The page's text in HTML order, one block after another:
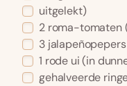
uitgelekt)
2 roma-tomaten
3
1 rode ui (in
gehalveerde